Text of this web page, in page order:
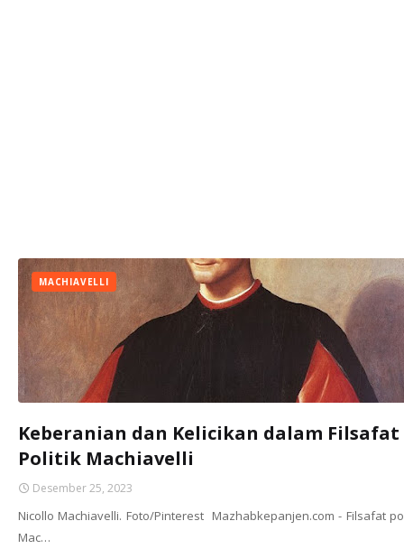
MACHIAVELLI
Keberanian dan Kelicikan dalam Filsafat
Politik Machiavelli
Desember 25, 2023
Nicollo Machiavelli. Foto/Pinterest Mazhabkepanjen.com - Filsafat
Mac…